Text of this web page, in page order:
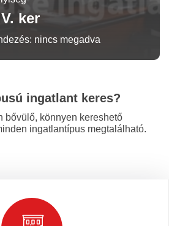
ker
nincs megadva
ingatlant keres?
bővülő, könnyen kereshető
ingatlantípus megtalálható.